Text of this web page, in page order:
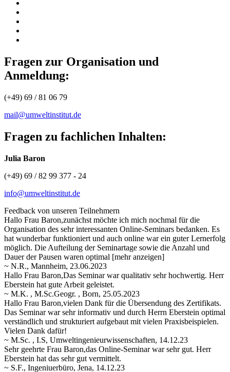
Fragen zur Organisation und
Anmeldung:
(+49) 69 / 81 06 79
mail@umweltinstitut.de
Fragen zu fachlichen Inhalten:
Julia Baron
(+49) 69 / 82 99 377 - 24
info@umweltinstitut.de
Feedback von unseren Teilnehmern
Hallo Frau Baron,zunächst möchte ich mich nochmal für die
Organisation des sehr interessanten Online-Seminars bedanken. Es
hat wunderbar funktioniert und auch online war ein guter Lernerfolg
möglich. Die Aufteilung der Seminartage sowie die Anzahl und
Dauerder Pausen waren optimal [mehr anzeigen]
~ N.R., Mannheim, 23.06.2023
Hallo Frau Baron,Das Seminar war qualitativ sehr hochwertig. Herr
Eberstein hat gute Arbeit geleistet.
~ M.K. , M.Sc.Geogr. , Born, 25.05.2023
Hallo Frau Baron,vielen Dank für die Übersendung des Zertifikats.
Das Seminar war sehr informativ und durch Herrn Eberstein optimal
verständlich und strukturiert aufgebaut mit vielen Praxisbeispielen.
Vielen Dank dafür!
~ M.Sc. , I.S, Umweltingenieurwissenschaften, 14.12.23
Sehr geehrte Frau Baron,das Online-Seminar war sehr gut. Herr
Eberstein hat das sehr gut vermittelt.
~ S.F., Ingeniuerbüro, Jena, 14.12.23